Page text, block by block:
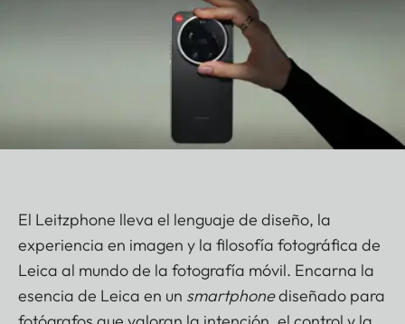
El Leitzphone lleva el lenguaje de diseño, la
experiencia en imagen y la filosofía fotográfica de
Leica al mundo de la fotografía móvil. Encarna la
esencia de Leica en un smartphonediseñado para